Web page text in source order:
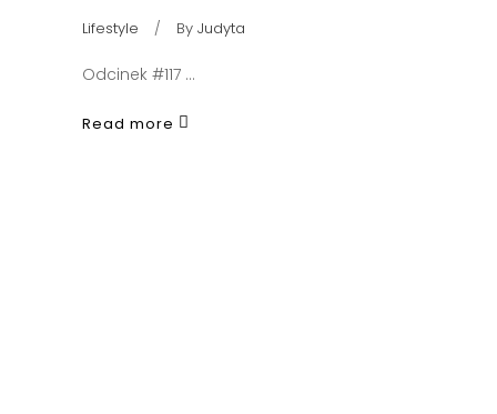
Lifestyle By Judyta
Odcinek #117
Read more